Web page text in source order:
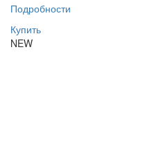
Подробности
Купить
NEW